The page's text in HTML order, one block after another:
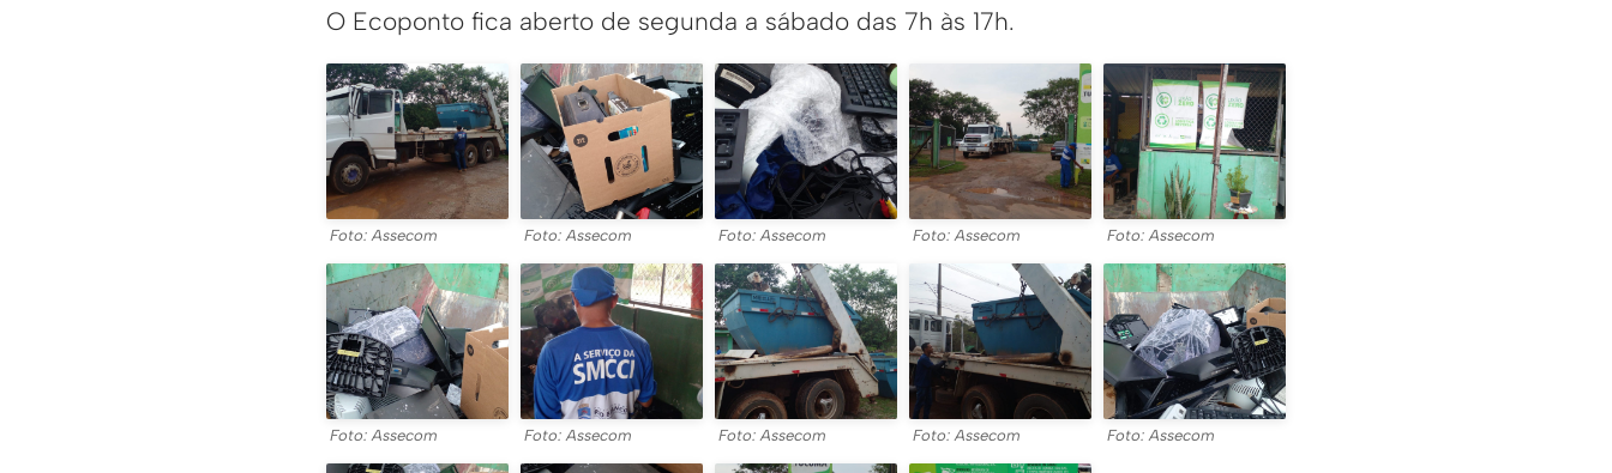
O Ecoponto fica aberto de segunda a sábado das 7h às 17h.
Foto: Assecom Foto: Assecom Foto: Assecom Foto: Assecom Foto: Assecom
Foto: Assecom Foto: Assecom Foto: Assecom Foto: Assecom Foto: Assecom